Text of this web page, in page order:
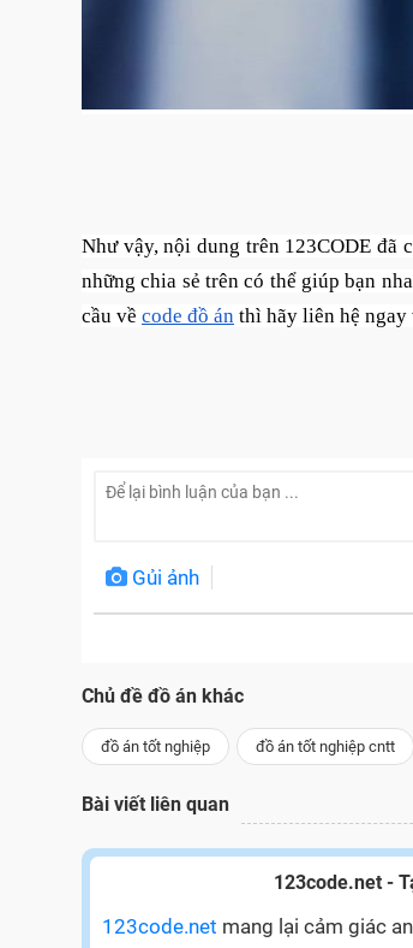
Như vậy, nội dung trên 123CODE đã
những chia sẻ trên có thể giúp bạn
cầu về code đồ án thì hãy liên hệ ngay
Gủi ảnh
Chủ đề đồ án khác
đồ án tốt nghiệp đồ án tốt nghiệp cntt
Bài viết liên quan
123code.net -
123code.net mang lại cảm giác